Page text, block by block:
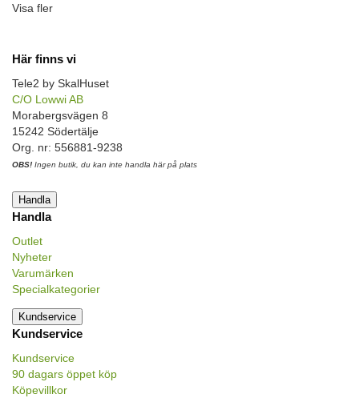
Visa fler
Här finns vi
Tele2 by SkalHuset
C/O Lowwi AB
Morabergsvägen 8
15242 Södertälje
Org. nr: 556881-9238
OBS! Ingen butik, du kan inte handla här på plats
Handla
Handla
Outlet
Nyheter
Varumärken
Specialkategorier
Kundservice
Kundservice
Kundservice
90 dagars öppet köp
Köpevillkor